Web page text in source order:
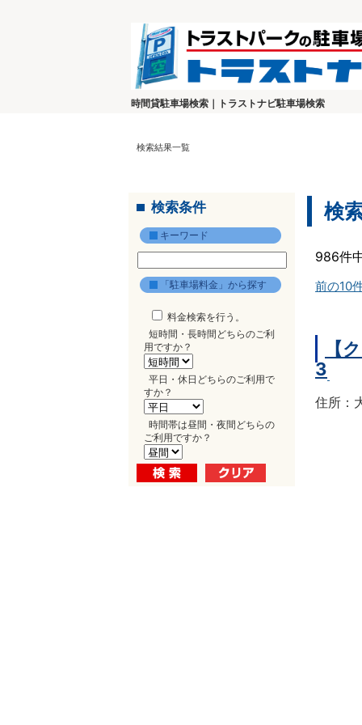
時間貸駐車場検索｜トラストナビ駐車場検索
検索結果一覧
検索条件
キーワード
「駐車場料金」から探す
料金検索を行う。
短時間・長時間どちらのご利
用ですか？
平日・休日どちらのご利用で
すか？
時間帯は昼間・夜間どちらの
ご利用ですか？
検
986件
前の10
【
3
住所：